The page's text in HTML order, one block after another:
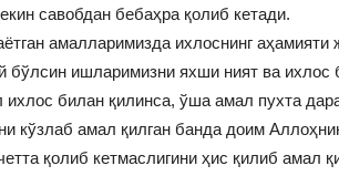
савобдан бебаҳра қолиб кетади.
амалларимизда ихлоснинг
бўлсин ишларимизни яхши ният ва ихлос
ихлос билан қилинса, ўша амал пухта
кўзлаб амал қилган банда доим
қолиб кетмаслигини ҳис қилиб амал